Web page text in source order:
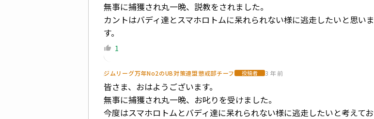
無事に捕獲され丸一晩、説教をされました。
カントはバディ達とスマホロトムに呆れられない様に逃走したいと思いま
す。
1
ジムリーグ万年No2のUB対策連盟懲戒部チーフ 投稿者 3 年 前
皆さま、おはようございます。
無事に捕獲され丸一晩、お叱りを受けました。
今度はスマホロトムとバディ達に呆れられない様に逃走したいと考えてお